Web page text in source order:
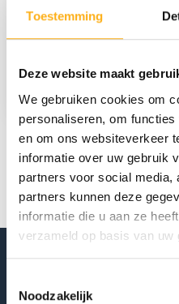
Toestemming
Deze website maakt
We gebruiken cookies om
personaliseren, om
en om ons websiteverkeer
informatie over uw gebruik
partners voor social media,
partners kunnen deze
informatie die u aan ze
verzameld op basis van
Noodzakelijk
De juiste roeitrainer kan
Je keuze hangt onder
Pagina1van 1